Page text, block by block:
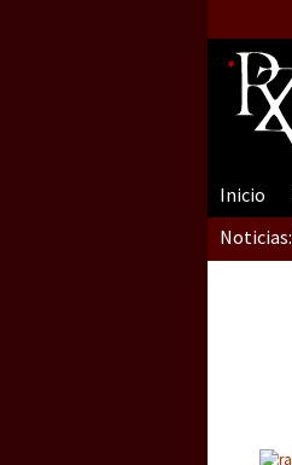
Inicio
Noticias: